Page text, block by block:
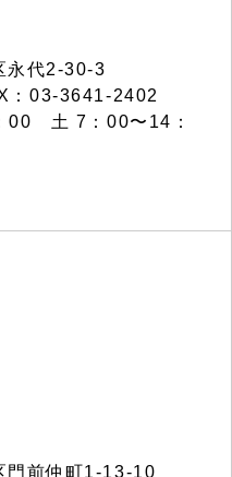
代2-30-3
：03-3641-2402
00 土 7：00〜14：
前仲町1-13-10